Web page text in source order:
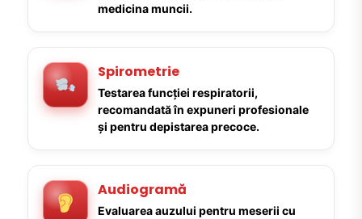
medicina muncii.
Spirometrie
Testarea funcției respiratorii,
recomandată în expuneri profesionale
și pentru depistarea precoce.
Audiogramă
Evaluarea auzului pentru meserii cu